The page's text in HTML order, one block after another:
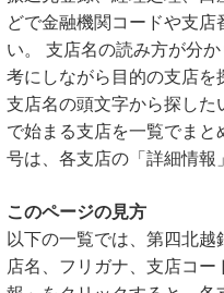
どで金融機関コードや支店
い。 支店名の読み方が分
考にしながら目的の支店を
支店名の頭文字から探した
で始まる支店を一覧でま
号は、各支店の「詳細情報
このページの見方
以下の一覧では、第四北
店名、フリガナ、支店コ